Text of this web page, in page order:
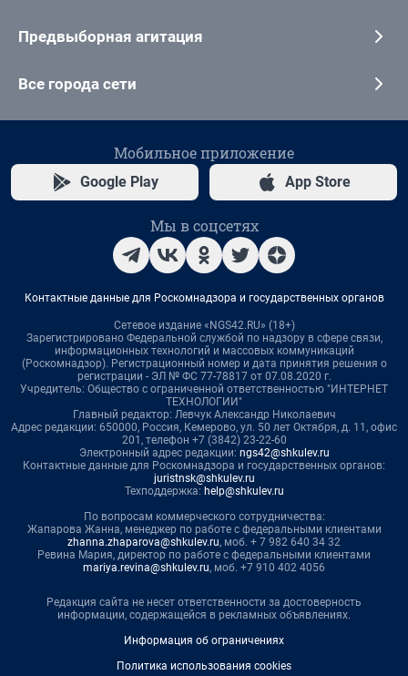
Предвыборная агитация
Все города сети
Мобильное приложение
Google Play App Store
Мы в соцсетях
Контактные данные для Роскомнадзора и государственных органов
Сетевое издание «NGS42.RU» (18+)
Зарегистрировано Федеральной службой по надзору в сфере связи,
информационных технологий и массовых коммуникаций
(Роскомнадзор). Регистрационный номер и дата принятия решения о
регистрации - ЭЛ № ФС 77-78817 от 07.08.2020 г.
Учредитель: Общество с ограниченной ответственностью "ИНТЕРНЕТ
ТЕХНОЛОГИИ"
Главный редактор: Левчук Александр Николаевич
Адрес редакции: 650000, Россия, Кемерово, ул. 50 лет Октября, д. 11, офис
201, телефон +7 (3842) 23-22-60
Электронный адрес редакции: ngs42@shkulev.ru
Контактные данные для Роскомнадзора и государственных органов:
juristnsk@shkulev.ru
Техподдержка: help@shkulev.ru
По вопросам коммерческого сотрудничества:
Жапарова Жанна, менеджер по работе с федеральными клиентами
zhanna.zhaparova@shkulev.ru, моб. + 7 982 640 34 32
Ревина Мария, директор по работе с федеральными клиентами
mariya.revina@shkulev.ru, моб. +7 910 402 4056
Редакция сайта не несет ответственности за достоверность
информации, содержащейся в рекламных объявлениях.
Информация об ограничениях
Политика использования cookies